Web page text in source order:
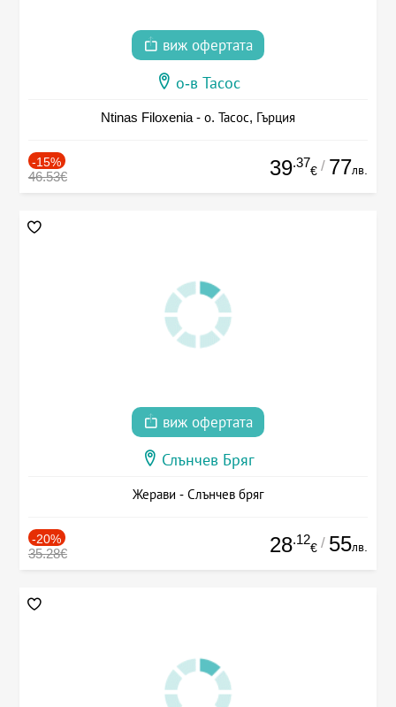
виж офертата
о-в Тасос
Ntinas Filoxenia - о. Тасос, Гърция
-15%
46.53€ 39.37
€ / 77лв.
виж офертата
Слънчев Бряг
Жерави - Слънчев бряг
-20%
35.28€ 28.12
€ / 55лв.